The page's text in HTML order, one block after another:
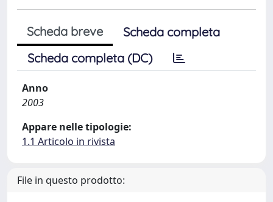
Scheda breve
Scheda completa
Scheda completa (DC)
Anno
2003
Appare nelle tipologie:
1.1 Articolo in rivista
File in questo prodotto: